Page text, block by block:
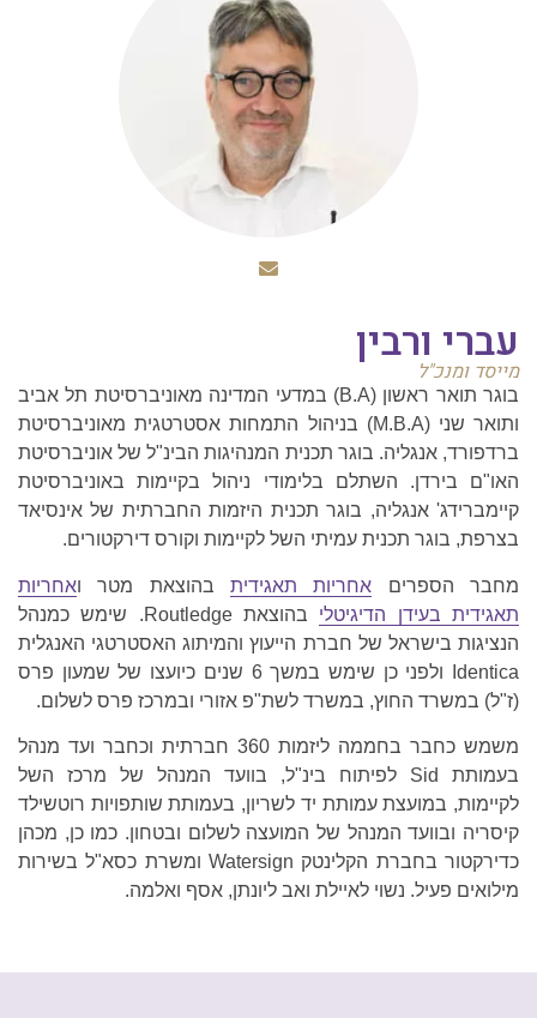
עברי ורבין
מייסד ומנכ"ל
בוגר תואר ראשון (B.A) במדעי המדינה מאוניברסיטת תל אביב
ותואר שני (M.B.A) בניהול התמחות אסטרטגית מאוניברסיטת
ברדפורד, אנגליה. בוגר תכנית המנהיגות הבינ"ל של אוניברסיטת
האו"ם בירדן. השתלם בלימודי ניהול בקיימות באוניברסיטת
קיימברידג' אנגליה, בוגר תכנית היזמות החברתית של אינסיאד
בצרפת, בוגר תכנית עמיתי השל לקיימות וקורס דירקטורים.
מחבר הספרים אחריות תאגידית בהוצאת מטר ואחריות
תאגידית בעידן הדיגיטלי
בהוצאת Routledge. שימש כמנהל
הנציגות בישראל של חברת הייעוץ והמיתוג האסטרטגי האנגלית
Identica ולפני כן שימש במשך 6 שנים כיועצו של שמעון פרס
(ז"ל) במשרד החוץ, במשרד לשת"פ אזורי ובמרכז פרס לשלום.
משמש כחבר בחממה ליזמות 360 חברתית וכחבר ועד מנהל
בעמותת Sid לפיתוח בינ"ל, בוועד המנהל של מרכז השל
לקיימות, במועצת עמותת יד לשריון, בעמותת שותפויות רוטשילד
קיסריה ובוועד המנהל של המועצה לשלום ובטחון. כמו כן, מכהן
כדירקטור בחברת הקלינטק Watersign ומשרת כסא"ל בשירות
מילואים פעיל. נשוי לאיילת ואב ליונתן, אסף ואלמה.